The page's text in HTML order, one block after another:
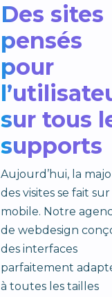
Des sites
pensés
pour
sur tous
supports
Aujourd’hui, la
des visites se fait sur
mobile. Notre
de webdesign
des interfaces
parfaitement
à toutes les tailles